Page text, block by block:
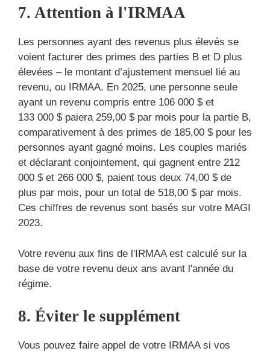
7. Attention à l'IRMAA
Les personnes ayant des revenus plus élevés se
voient facturer des primes des parties B et D plus
élevées – le montant d’ajustement mensuel lié au
revenu, ou IRMAA. En 2025, une personne seule
ayant un revenu compris entre 106 000 $ et
133 000 $ paiera 259,00 $ par mois pour la partie B,
comparativement à des primes de 185,00 $ pour les
personnes ayant gagné moins. Les couples mariés
et déclarant conjointement, qui gagnent entre 212
000 $ et 266 000 $, paient tous deux 74,00 $ de
plus par mois, pour un total de 518,00 $ par mois.
Ces chiffres de revenus sont basés sur votre MAGI
2023.
Votre revenu aux fins de l'IRMAA est calculé sur la
base de votre revenu deux ans avant l'année du
régime.
8. Éviter le supplément
Vous pouvez faire appel de votre IRMAA si vos